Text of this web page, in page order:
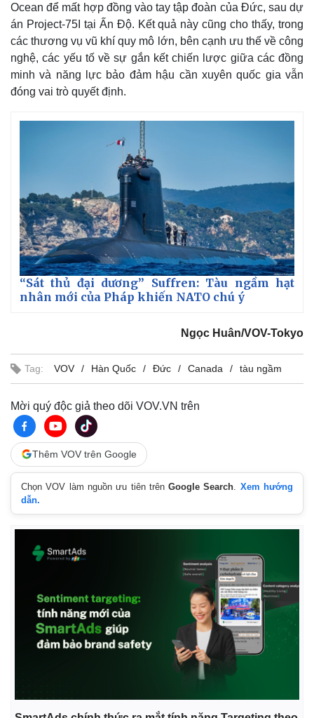
Ocean để mất hợp đồng vào tay tập đoàn của Đức, sau dự
án Project-75I tại Ấn Độ. Kết quả này cũng cho thấy, trong
các thương vụ vũ khí quy mô lớn, bên cạnh ưu thế về công
nghệ, các yếu tố về sự gắn kết chiến lược giữa các đồng
minh và năng lực bảo đảm hậu cần xuyên quốc gia vẫn
đóng vai trò quyết định.
“Sát thủ đại dương” Suffren: Tàu ngầm hạt
nhân mới của Pháp khiến NATO chú ý
Ngọc Huân/VOV-Tokyo
Tag: VOV Hàn Quốc Đức Canada tàu ngầm
Mời quý độc giả theo dõi VOV.VN trên
Thêm VOV trên Google
Chọn VOV làm nguồn ưu tiên trênGoogle Search
Xem hướng
dẫn.